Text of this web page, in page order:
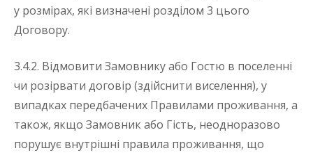
у розмірах, які визначені розділом 3 цього
Договору.
3.4.2. Відмовити Замовнику або Гостю в поселенні
чи розірвати договір (здійснити виселення), у
випадках передбачених Правилами проживання, а
також, якщо Замовник або Гість, неодноразово
порушує внутрішні правила проживання, що